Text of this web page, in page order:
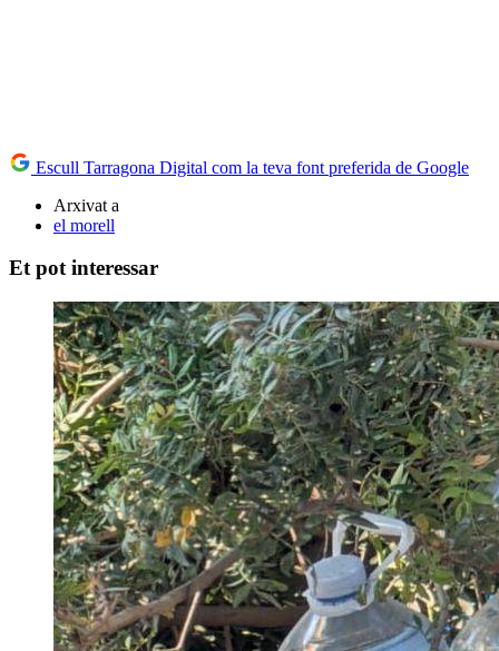
Escull Tarragona Digital com la teva font preferida de Google
Arxivat a
el morell
Et pot interessar